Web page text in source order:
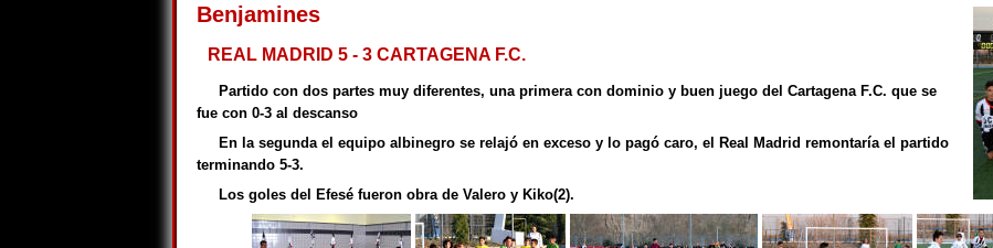
Benjamines
REAL MADRID 5 - 3 CARTAGENA F.C.
Partido con dos partes muy diferentes, una primera con dominio y buen juego del Cartagena F.C. que se
fue con 0-3 al descanso
En la segunda el equipo albinegro se relajó en exceso y lo pagó caro, el Real Madrid remontaría el partido
terminando 5-3.
Los goles del Efesé fueron obra de Valero y Kiko(2).